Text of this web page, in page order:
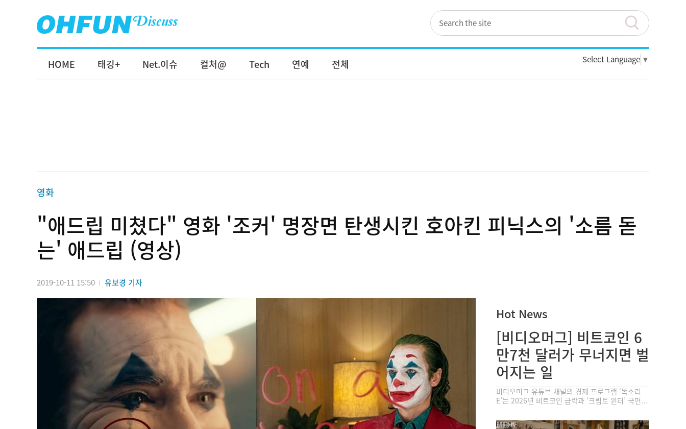
HOME 태깅+ Net.이슈 컬처@ Tech 연예 전체 Select Language ▼
영화
"애드립 미쳤다" 영화 '조커' 명장면 탄생시킨 호아킨 피닉스의 '소름 돋
는' 애드립 (영상)
2019-10-11 15:50 | 유보경 기자
Hot News
[비디오머그] 비트코인 6
만7천 달러가 무너지면 벌
어지는 일
비디오머그 유튜브 채널의 경제 프로그램 ‘똑소리
E’는 2026년 비트코인 급락과 ‘크립토 윈터’ 국면...